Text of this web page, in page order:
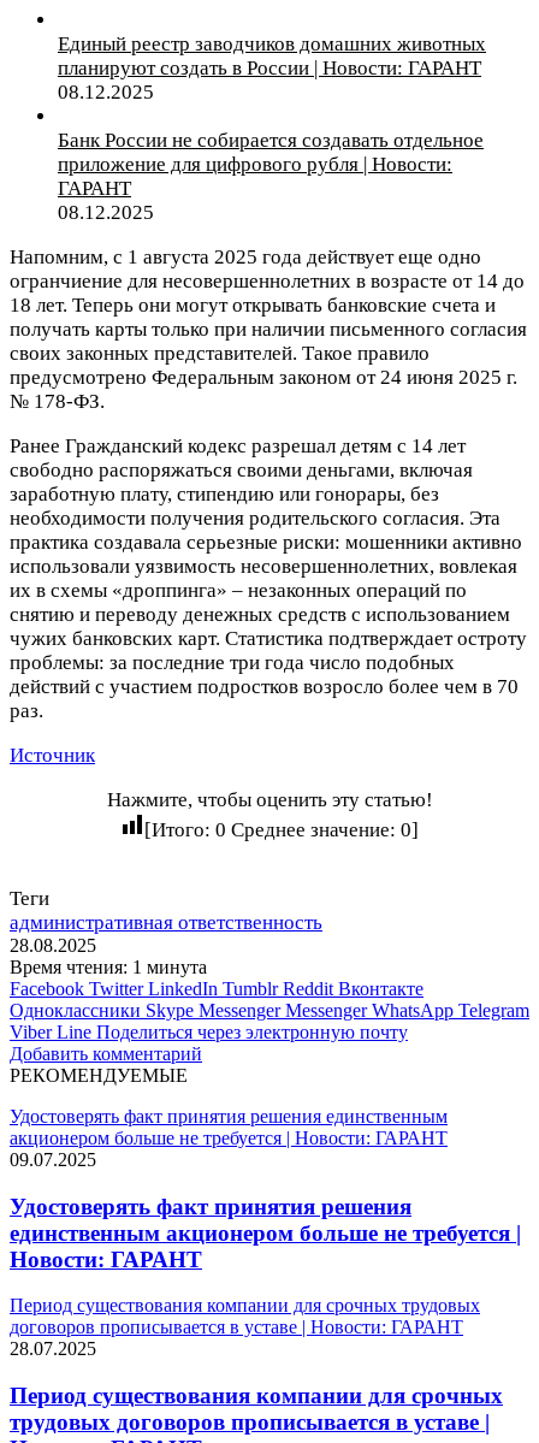
Единый реестр заводчиков домашних животных
планируют создать в России | Новости: ГАРАНТ
08.12.2025
Банк России не собирается создавать отдельное
приложение для цифрового рубля | Новости:
ГАРАНТ
08.12.2025
Напомним, с 1 августа 2025 года действует еще одно
огранчиение для несовершеннолетних в возрасте от 14 до
18 лет. Теперь они могут открывать банковские счета и
получать карты только при наличии письменного согласия
своих законных представителей. Такое правило
предусмотрено Федеральным законом от 24 июня 2025 г.
№ 178-ФЗ.
Ранее Гражданский кодекс разрешал детям с 14 лет
свободно распоряжаться своими деньгами, включая
заработную плату, стипендию или гонорары, без
необходимости получения родительского согласия. Эта
практика создавала серьезные риски: мошенники активно
использовали уязвимость несовершеннолетних, вовлекая
их в схемы «дроппинга» – незаконных операций по
снятию и переводу денежных средств с использованием
чужих банковских карт. Статистика подтверждает остроту
проблемы: за последние три года число подобных
действий с участием подростков возросло более чем в 70
раз.
Источник
Нажмите, чтобы оценить эту статью!
[Итого: 0 Среднее значение: 0]
Теги
административная ответственность
28.08.2025
Время чтения: 1 минута
Facebook Twitter LinkedIn Tumblr Reddit Вконтакте
Одноклассники Skype Messenger Messenger WhatsApp Telegram
Viber Line Поделиться через электронную почту
Добавить комментарий
РЕКОМЕНДУЕМЫЕ
Удостоверять факт принятия решения единственным
акционером больше не требуется | Новости: ГАРАНТ
09.07.2025
Удостоверять факт принятия решения
единственным акционером больше не требуется |
Новости: ГАРАНТ
Период существования компании для срочных трудовых
договоров прописывается в уставе | Новости: ГАРАНТ
28.07.2025
Период существования компании для срочных
трудовых договоров прописывается в уставе |